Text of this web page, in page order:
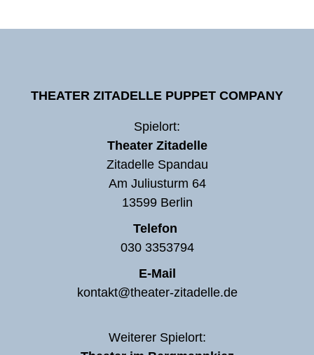
THEATER ZITADELLE PUPPET COMPANY
Spielort:
Theater Zitadelle
Zitadelle Spandau
Am Juliusturm 64
13599 Berlin
Telefon
030 3353794
E-Mail
kontakt@theater-zitadelle.de
Weiterer Spielort: